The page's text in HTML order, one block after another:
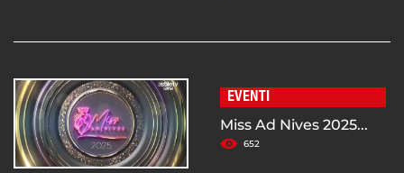
EVENTI
Miss Ad Nives 2025...
652